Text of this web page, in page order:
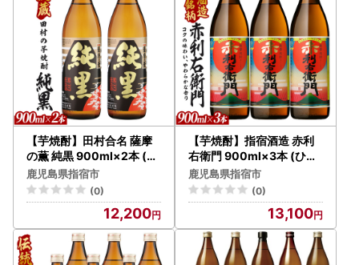
【芋焼酎】田村合名 薩摩
の薫 純黒 900ml×2本 (ひ
ご屋/IB013-023) 芋焼酎
鹿児島県指宿市
(0)
12,200
【芋焼酎】指宿酒造 赤利
右衛門 900ml×3本 (ひご
屋/IB013-026) 芋焼酎
鹿児島県指宿市
(0)
13,100